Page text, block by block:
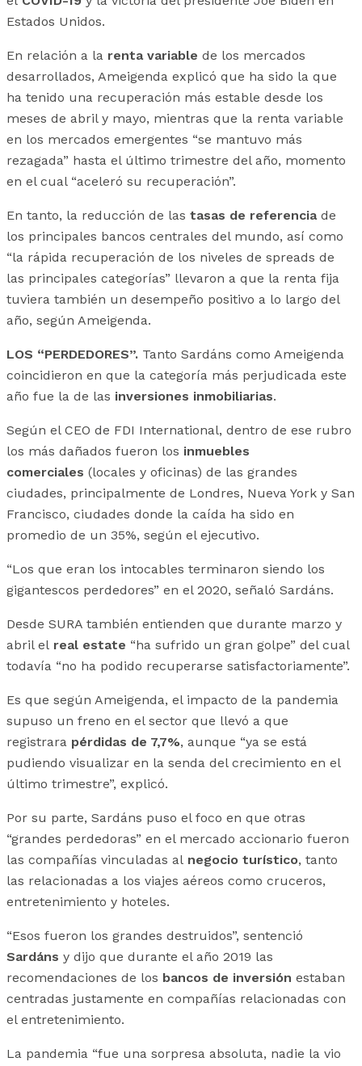
Estados Unidos.
En relación a la renta variable de los mercados
desarrollados, Ameigenda explicó que ha sido la que
ha tenido una recuperación más estable desde los
meses de abril y mayo, mientras que la renta variable
en los mercados emergentes “se mantuvo más
rezagada” hasta el último trimestre del año, momento
en el cual “aceleró su recuperación”.
En tanto, la reducción de las tasas de referenciade
los principales bancos centrales del mundo, así como
“la rápida recuperación de los niveles de spreads de
las principales categorías” llevaron a que la renta fija
tuviera también un desempeño positivo a lo largo del
año, según Ameigenda.
LOS “PERDEDORES”. Tanto Sardáns como Ameigenda
coincidieron en que la categoría más perjudicada este
año fue la de las inversiones inmobiliarias.
Según el CEO de FDI International, dentro de ese rubro
los más dañados fueron los inmuebles
comerciales (locales y oficinas) de las grandes
ciudades, principalmente de Londres, Nueva York y San
Francisco, ciudades donde la caída ha sido en
promedio de un 35%, según el ejecutivo.
“Los que eran los intocables terminaron siendo los
gigantescos perdedores” en el 2020, señaló Sardáns.
Desde SURA también entienden que durante marzo y
abril el real estate “ha sufrido un gran golpe” del cual
todavía “no ha podido recuperarse satisfactoriamente”.
Es que según Ameigenda, el impacto de la pandemia
supuso un freno en el sector que llevó a que
registrara pérdidas de 7,7%, aunque “ya se está
pudiendo visualizar en la senda del crecimiento en el
último trimestre”, explicó.
Por su parte, Sardáns puso el foco en que otras
“grandes perdedoras” en el mercado accionario fueron
las compañías vinculadas al negocio turístico, tanto
las relacionadas a los viajes aéreos como cruceros,
entretenimiento y hoteles.
“Esos fueron los grandes destruidos”, sentenció
Sardáns y dijo que durante el año 2019 las
recomendaciones de los bancos de inversión estaban
centradas justamente en compañías relacionadas con
el entretenimiento.
La pandemia “fue una sorpresa absoluta, nadie la vio